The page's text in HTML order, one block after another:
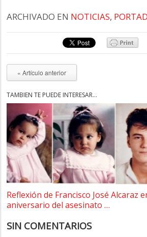
ARCHIVADO EN NOTICIAS,
« Artículo anterior
TAMBIÉN TE PUEDE INTERESAR...
Reflexión de Francisco José Alcaraz
aniversario del asesinato …
SIN COMENTARIOS